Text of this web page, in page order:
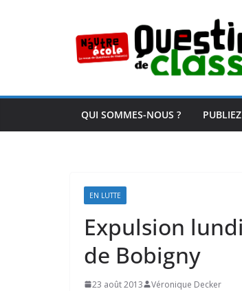
QUI SOMMES-NOUS ?
EN LUTTE
Expulsion
de Bobigny
23 août 2013 Véronique Decker